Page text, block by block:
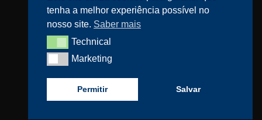
tenha a melhor experiência possível no
nosso site. Saber mais
TechnicalTechnical
MarketingMarketing
Permitir Salvar
reservados.
Website feito porBean Web Developer
Livro de Reclamações
Política de privacidade
Acessibilidade
Política de cookies